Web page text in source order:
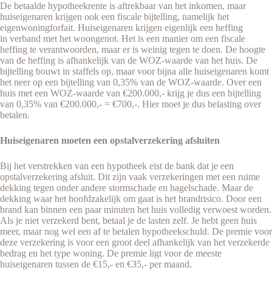
De betaalde hypotheekrente is aftrekbaar van het inkomen, maar
huiseigenaren krijgen ook een fiscale bijtelling, namelijk het
eigenwoningforfait. Huiseigenaren krijgen eigenlijk een heffing
in verband met het woongenot. Het is een manier om een fiscale
heffing te verantwoorden, maar er is weinig tegen te doen. De hoogte
van de heffing is afhankelijk van de WOZ-waarde van het huis. De
bijtelling bouwt in staffels op, maar voor bijna alle huiseigenaren komt
het neer op een bijtelling van 0,35% van de WOZ-waarde. Over een
huis met een WOZ-waarde van €200.000,- krijg je dus een bijtelling
van 0,35% van €200.000,- = €700,-. Hier moet je dus belasting over
betalen.
Huiseigenaren moeten een opstalverzekering afsluiten
Bij het verstrekken van een hypotheek eist de bank dat je een
opstalverzekering afsluit. Dit zijn vaak verzekeringen met een ruime
dekking tegen onder andere stormschade en hagelschade. Maar de
dekking waar het hoofdzakelijk om gaat is het brandrisico. Door een
brand kan binnen een paar minuten het huis volledig verwoest worden.
Als je niet verzekerd bent, betaal je de lasten zelf. Je hebt geen huis
meer, maar nog wel een af te betalen hypotheekschuld. De premie voor
deze verzekering is voor een groot deel afhankelijk van het verzekerde
bedrag en het type woning. De premie ligt voor de meeste
huiseigenaren tussen de €15,- en €35,- per maand.